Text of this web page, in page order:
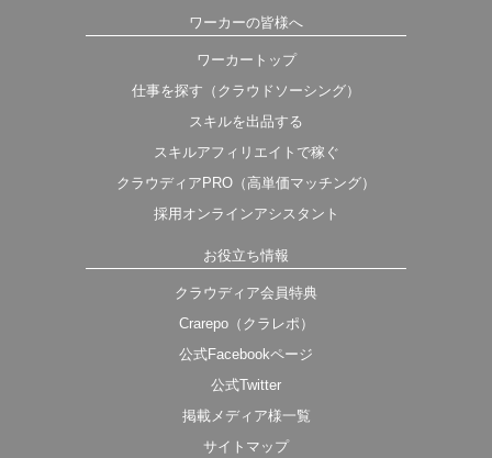
ワーカーの皆様へ
ワーカートップ
仕事を探す（クラウドソーシング）
スキルを出品する
スキルアフィリエイトで稼ぐ
クラウディアPRO（高単価マッチング）
採用オンラインアシスタント
お役立ち情報
クラウディア会員特典
Crarepo（クラレポ）
公式Facebookページ
公式Twitter
掲載メディア様一覧
サイトマップ